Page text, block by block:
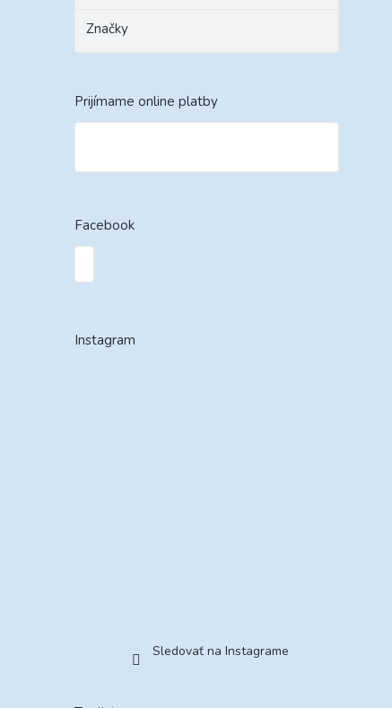
Značky
Prijímame online platby
Facebook
Instagram
Sledovať na Instagrame